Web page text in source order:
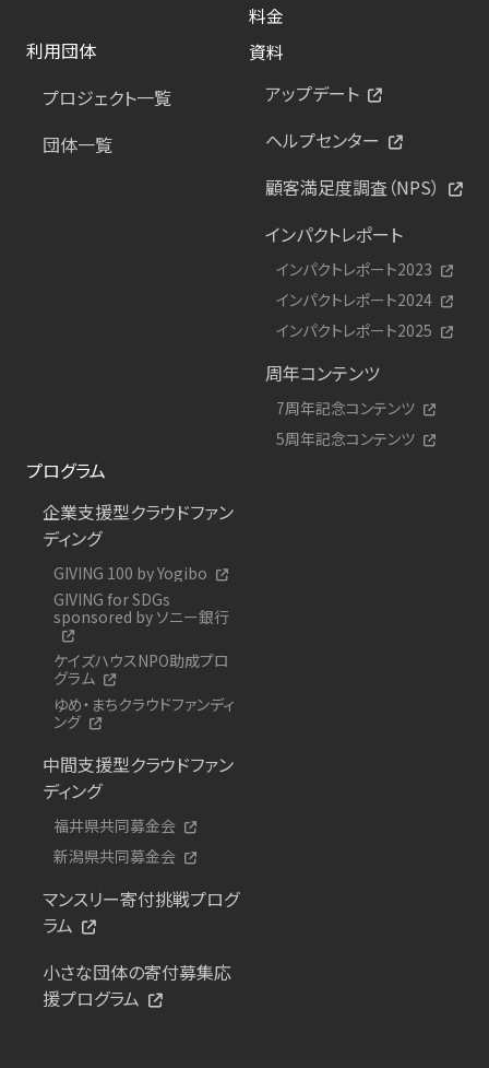
料金
利用団体
プロジェクト一覧
団体一覧
資料
アップデート
ヘルプセンター
顧客満足度調査（NPS）
インパクトレポート
インパクトレポート2023
インパクトレポート2024
インパクトレポート2025
周年コンテンツ
7周年記念コンテンツ
5周年記念コンテンツ
プログラム
企業支援型クラウドファン
ディング
GIVING 100 by Yogibo
GIVING for SDGs
sponsored by ソニー銀行
ケイズハウスNPO助成プロ
グラム
ゆめ・まちクラウドファンディ
ング
中間支援型クラウドファン
ディング
福井県共同募金会
新潟県共同募金会
マンスリー寄付挑戦プログ
ラム
小さな団体の寄付募集応
援プログラム